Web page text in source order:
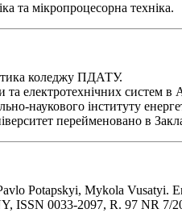
та мікропроцесорна техніка.
коледжу ПДАТУ.
електротехнічних систем
наукового інституту
перейменовано в
Potapskyi, Mykola Vusatyi.
ISSN 0033-2097, R. 97 NR 7/